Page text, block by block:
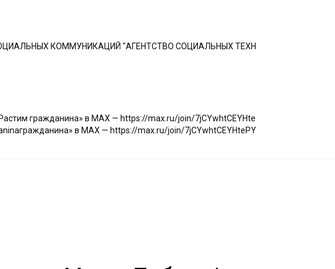
КОММУНИКАЦИЙ "АГЕНТСТВО СОЦИАЛЬНЫХ ТЕХН
гражданина» в МАХ — https://max.ru/join/7jCYwhtCEYHte
в МАХ — https://max.ru/join/7jCYwhtCEYHtePY